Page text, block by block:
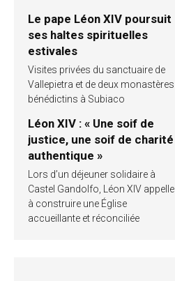
Le pape Léon XIV poursuit
ses haltes spirituelles
estivales
Visites privées du sanctuaire de
Vallepietra et de deux monastères
bénédictins à Subiaco
Léon XIV : « Une soif de
justice, une soif de charité
authentique »
Lors d’un déjeuner solidaire à
Castel Gandolfo, Léon XIV appelle
à construire une Église
accueillante et réconciliée